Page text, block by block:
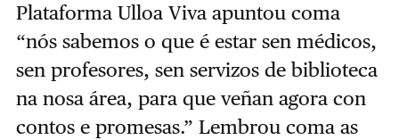
Plataforma Ulloa Viva apuntou coma
“nós sabemos o que é estar sen médicos,
sen profesores, sen servizos de biblioteca
na nosa área, para que veñan agora con
contos e promesas.” Lembrou coma as